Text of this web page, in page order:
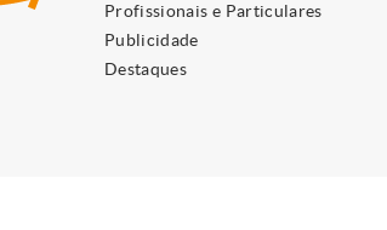
Profissionais e Particulares
Publicidade
Destaques